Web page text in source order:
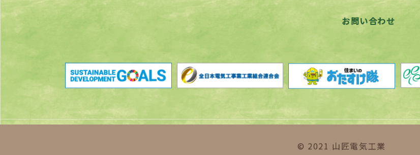
お問い合わせ
© 2021 山匠電気工業